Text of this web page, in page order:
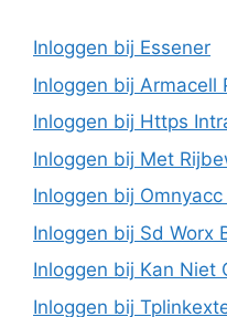
Inloggen bij Essener
Inloggen bij Armacell
Inloggen bij Https
Inloggen bij Met
Inloggen bij
Inloggen bij Sd Worx
Inloggen bij Kan Niet
Inloggen bij